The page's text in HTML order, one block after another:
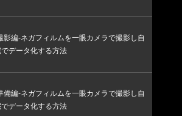
影編-ネガフィルムを一眼カメラで撮影し自
データ化する方法
備編-ネガフィルムを一眼カメラで撮影し自
データ化する方法